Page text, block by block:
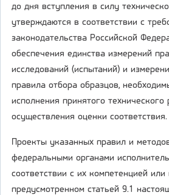
до дня вступления в силу
утверждаются в соответствии с
законодательства Российской
обеспечения единства измерений
исследований (испытаний) и
правила отбора образцов,
исполнения принятого технического
осуществления оценки соответствия.
Проекты указанных правил и
федеральными органами
соответствии с их компетенцией или
предусмотренном статьей 9.1